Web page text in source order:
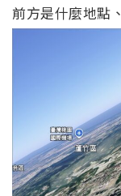
前方是什麼地點